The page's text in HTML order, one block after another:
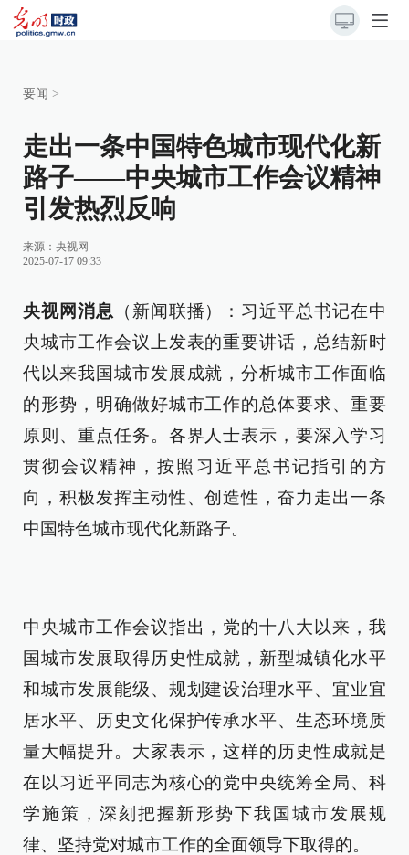
要闻 >
走出一条中国特色城市现代化新
路子——中央城市工作会议精神
引发热烈反响
来源： 央视网
2025-07-17 09:33
央视网消息 （新闻联播）：习近平总书记在中
央城市工作会议上发表的重要讲话，总结新时
代以来我国城市发展成就，分析城市工作面临
的形势，明确做好城市工作的总体要求、重要
原则、重点任务。各界人士表示，要深入学习
贯彻会议精神，按照习近平总书记指引的方
向，积极发挥主动性、创造性，奋力走出一条
中国特色城市现代化新路子。
中央城市工作会议指出，党的十八大以来，我
国城市发展取得历史性成就，新型城镇化水平
和城市发展能级、规划建设治理水平、宜业宜
居水平、历史文化保护传承水平、生态环境质
量大幅提升。大家表示，这样的历史性成就是
在以习近平同志为核心的党中央统筹全局、科
学施策，深刻把握新形势下我国城市发展规
律、坚持党对城市工作的全面领导下取得的。